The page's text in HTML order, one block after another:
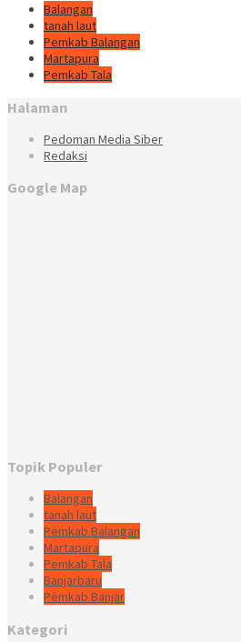
Balangan
tanah laut
Pemkab Balangan
Martapura
Pemkab Tala
Halaman
Pedoman Media Siber
Redaksi
Google Map
Topik Populer
Balangan
tanah laut
Pemkab Balangan
Martapura
Pemkab Tala
Banjarbaru
Pemkab Banjar
Kategori